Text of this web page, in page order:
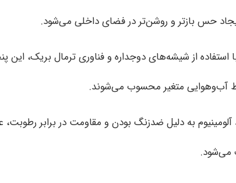
حس بازتر و روشن‌تر در فضای داخلی می‌شود.
استفاده از شیشه‌های دوجداره و فناوری ترمال بریک،
آب‌وهوایی متغیر محسوب می‌شوند.
آلومینیوم به دلیل ضدزنگ بودن و مقاومت در برابر
می‌شود.